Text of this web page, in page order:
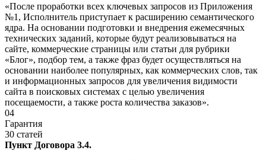
«После проработки всех ключевых запросов из Приложения
№1, Исполнитель приступает к расширению семантического
ядра. На основании подготовки и внедрения ежемесячных
технических заданий, которые будут реализовываться на
сайте, коммерческие страницы или статьи для рубрики
«Блог», подбор тем, а также фраз будет осуществляться на
основании наиболее популярных, как коммерческих слов, так
и информационных запросов для увеличения видимости
сайта в поисковых системах с целью увеличения
посещаемости, а также роста количества заказов».
04
Гарантия
30 статей
Пункт Договора 3.4.